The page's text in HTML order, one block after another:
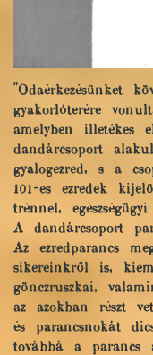
"Odaérkezésünket
gyakorlóterére
amelyben illetékes
dandárcsoport
gyalogezred, s a
101-es ezredek
trénnel,
A dandárcsoport
Az ezredparancs
sikereinkről is,
gönczruszkai,
az azokban részt
és parancsnokát
továbbá a parancs